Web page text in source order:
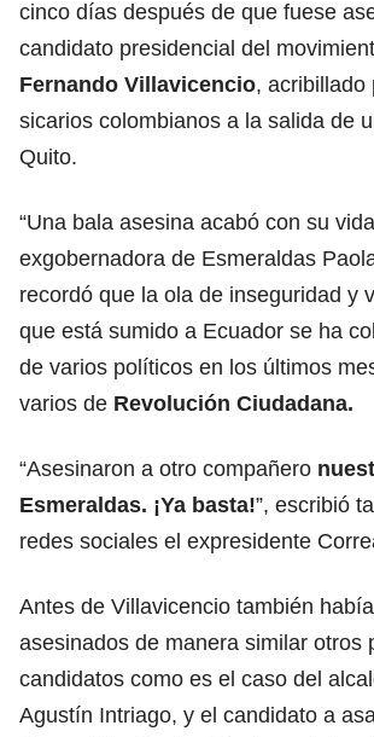
cinco días después de que fuese
candidato presidencial del
Fernando Villavicencio, acribillado
sicarios colombianos a la salida de
Quito.
“Una bala asesina acabó con su
exgobernadora de Esmeraldas
recordó que la ola de inseguridad y
que está sumido a Ecuador se ha
de varios políticos en los últimos
varios de Revolución Ciudadana.
“Asesinaron a otro compañero
Esmeraldas. ¡Ya basta!”, escribió
redes sociales el expresidente
Antes de Villavicencio también
asesinados de manera similar otros
candidatos como es el caso del
Agustín Intriago, y el candidato a